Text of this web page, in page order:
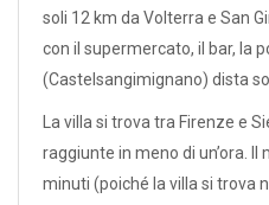
soli 12 km da Volterra e San
con il supermercato, il bar, la
(Castelsangimignano) dista
La villa si trova tra Firenze e
raggiunte in meno di un’ora. Il
minuti (poiché la villa si trova